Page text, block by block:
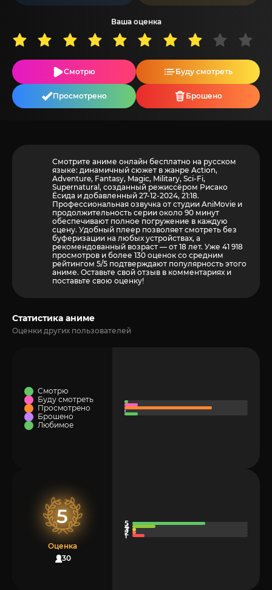
Ваша оценка
Смотрю Буду смотреть
Просмотрено Брошено
Смотрите аниме онлайн бесплатно на русском
языке: динамичный сюжет в жанре Action,
Adventure, Fantasy, Magic, Military, Sci-Fi,
Supernatural, созданный режиссёром Рисако
Ёсида и добавленный 27-12-2024, 21:18.
Профессиональная озвучка от студии AniMovie и
продолжительность серии около 90 минут
обеспечивают полное погружение в каждую
сцену. Удобный плеер позволяет смотреть без
буферизации на любых устройствах, а
рекомендованный возраст — от 18 лет. Уже 41 918
просмотров и более 130 оценок со средним
рейтингом 5/5 подтверждают популярность этого
аниме. Оставьте свой отзыв в комментариях и
поставьте свою оценку!
Статистика аниме
Оценки других пользователей
Смотрю
Буду смотреть
Просмотрено
Брошено
Любимое
5
Оценка
130